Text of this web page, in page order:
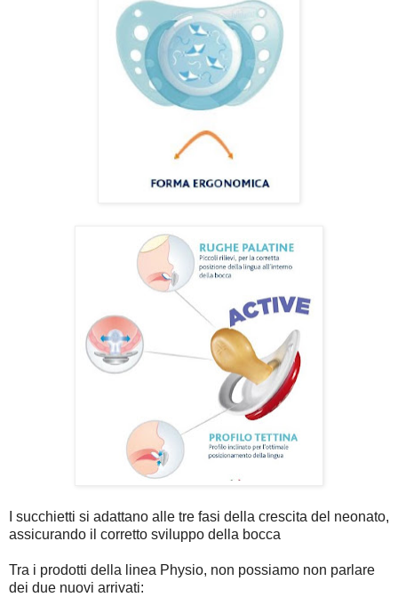
I succhietti si adattano alle tre fasi della crescita del neonato,
assicurando il corretto sviluppo della bocca
Tra i prodotti della linea Physio, non possiamo non parlare
dei due nuovi arrivati: